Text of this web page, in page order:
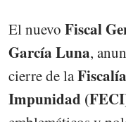
El nuevo Fiscal
García Luna,
cierre de la
Impunidad